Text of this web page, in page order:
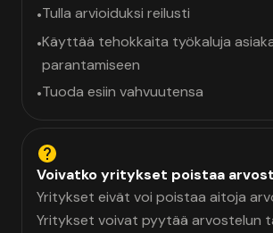
•Tulla arvioiduksi reilusti
•Käyttää tehokkaita työkaluja
parantamiseen
•Tuoda esiin vahvuutensa
Voivatko yritykset poistaa
Yritykset eivät voi poistaa aitoja
Yritykset voivat pyytää arvostelun